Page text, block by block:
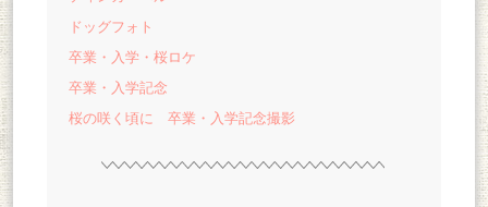
ドッグフォト
卒業・入学・桜ロケ
卒業・入学記念
桜の咲く頃に 卒業・入学記念撮影